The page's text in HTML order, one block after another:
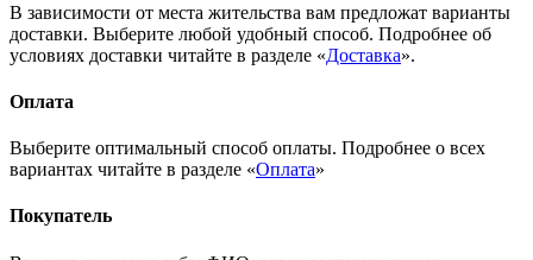
В зависимости от места жительства вам предложат варианты
доставки. Выберите любой удобный способ. Подробнее об
условиях доставки читайте в разделе «Доставка».
Оплата
Выберите оптимальный способ оплаты. Подробнее о всех
вариантах читайте в разделе «Оплата»
Покупатель